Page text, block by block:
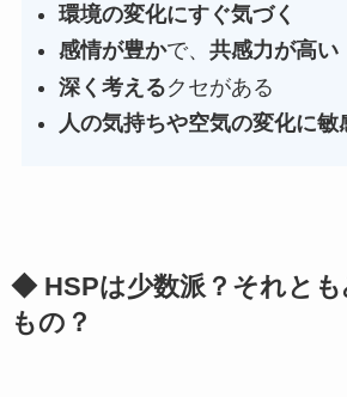
環境の変化にすぐ気づく
感情が豊かで、共感力が高い
深く考えるクセがある
人の気持ちや空気の変化に敏
◆ HSPは少数派？それと
もの？